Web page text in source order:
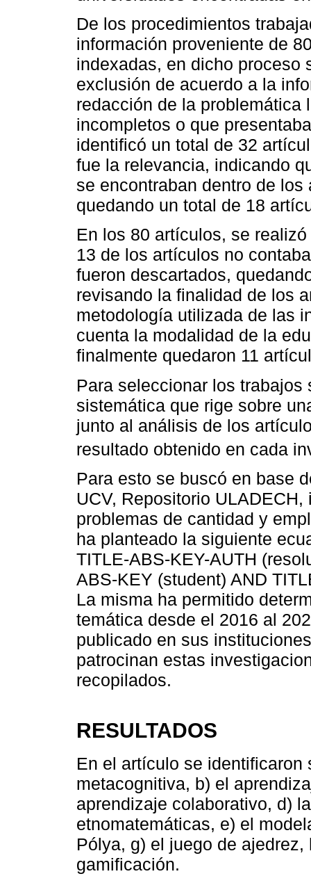
De los procedimientos
información proveniente de
indexadas, en dicho proceso
exclusión de acuerdo a la
redacción de la problemática
incompletos o que
identificó un total de 32
fue la relevancia, indicando
se encontraban dentro de
quedando un total de 18
En los 80 artículos, se
13 de los artículos no
fueron descartados,
revisando la finalidad de los
metodología utilizada de las
cuenta la modalidad de la
finalmente quedaron 11
Para seleccionar los
sistemática que rige sobre
junto al análisis de los
resultado obtenido en cada
Para esto se buscó en base
UCV, Repositorio
problemas de cantidad y
ha planteado la siguiente
TITLE-ABS-KEY-AUTH
ABS-KEY (student) AND
La misma ha permitido
temática desde el 2016 al
publicado en sus
patrocinan estas
recopilados.
RESULTADOS
En el artículo se
metacognitiva, b) el
aprendizaje colaborativo, d)
etnomatemáticas, e) el
Pólya, g) el juego de
gamificación.